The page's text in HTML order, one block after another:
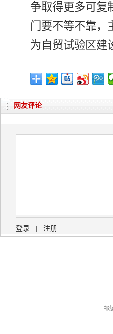
争取得更多可复
门要不等不靠，
为自贸试验区建
网友评论
登录 注册
邮